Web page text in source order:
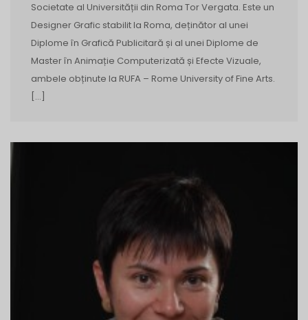
Societate al Universității din Roma Tor Vergata. Este un
Designer Grafic stabilit la Roma, deținător al unei
Diplome în Grafică Publicitară și al unei Diplome de
Master în Animație Computerizată și Efecte Vizuale,
ambele obținute la RUFA – Rome University of Fine Arts.
[…]